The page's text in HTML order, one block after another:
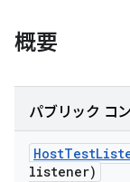
概要
パブリック コ
HostTest
listener)